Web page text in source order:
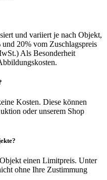
und variiert je nach Objekt,
20% vom Zuschlagspreis
Als Besonderheit
Kosten. Diese können
oder unserem Shop
einen Limitpreis. Unter
ohne Ihre Zustimmung